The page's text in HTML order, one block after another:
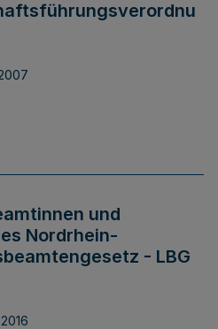
und
Nordrhein-
- LBG